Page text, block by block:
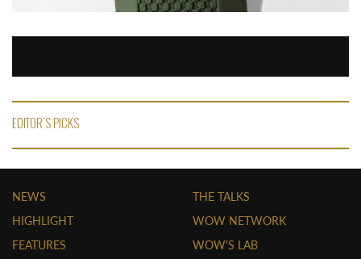
EDITOR'S PICKS
NEWS
HIGHLIGHT
FEATURES
THE TALKS
WOW NETWORK
WOW'S LAB